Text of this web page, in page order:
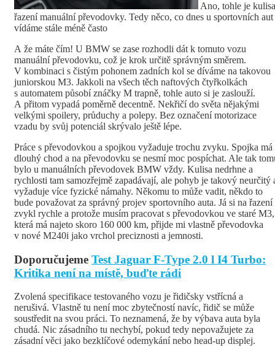
Ano, tohle je kulisa
řazení manuální převodovky. Tedy něco, co dnes u sportovních aut
vídáme stále méně často
A že máte čím! U BMW se zase rozhodli dát k tomuto vozu
manuální převodovku, což je krok určitě správným směrem.
V kombinaci s čistým pohonem zadních kol se díváme na takovou
juniorskou M3. Jakkoli na všech těch naftových čtyřkolkách
s automatem působí znáčky M trapně, tohle auto si je zaslouží.
A přitom vypadá poměrně decentně. Nekřičí do světa nějakými
velkými spoilery, průduchy a polepy. Bez označení motorizace
vzadu by svůj potenciál skrývalo ještě lépe.
Práce s převodovkou a spojkou vyžaduje trochu zvyku. Spojka má
dlouhý chod a na převodovku se nesmí moc pospíchat. Ale tak
bylo u manuálních převodovek BMW vždy. Kulisa nedrhne a
rychlosti tam samozřejmě zapadávají, ale pohyb je takový neurčitý
vyžaduje více fyzické námahy. Někomu to může vadit, někdo to
bude považovat za správný projev sportovního auta. Já si na řazení
zvykl rychle a protože musím pracovat s převodovkou ve staré M3,
která má najeto skoro 160 000 km, přijde mi vlastně převodovka
v nové M240i jako vrchol preciznosti a jemnosti.
Doporučujeme Test Jaguar F-Type 2.0 l I4 Turbo:
Kritika není na místě, buďte rádi
Zvolená specifikace testovaného vozu je řidičsky vstřícná a
nerušivá. Vlastně tu není moc zbytečností navíc, řidič se může
soustředit na svou práci. To neznamená, že by výbava auta byla
chudá. Nic zásadního tu nechybí, pokud tedy nepovažujete za
zásadní věci jako bezklíčové odemykání nebo head-up displej.